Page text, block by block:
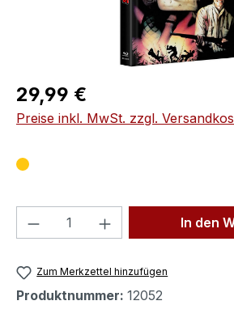
Regulärer Preis:
29,99 €
Preise inkl. MwSt. zzgl.
Produkt Anzahl: GibIn den
Zum Merkzettel hinzufügen
Produktnummer: 12052